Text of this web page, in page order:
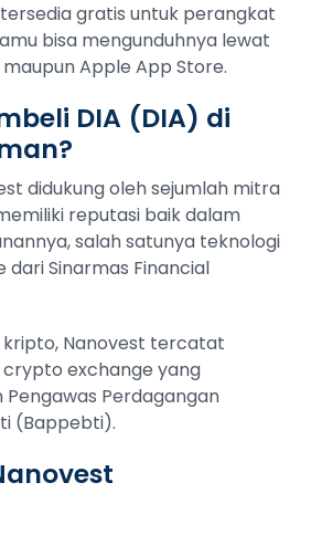
gratis untuk perangkat
bisa mengunduhnya lewat
Apple App Store.
DIA (DIA) di
didukung oleh sejumlah mitra
reputasi baik dalam
salah satunya teknologi
dari Sinarmas Financial
kripto, Nanovest tercatat
crypto exchange yang
Perdagangan
(Bappebti).